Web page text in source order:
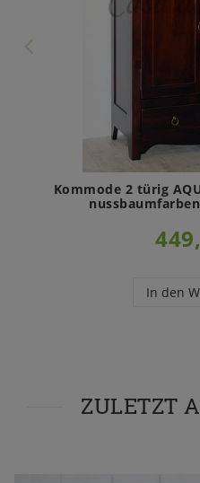
Kommode 2 türig
In den
ZULETZT